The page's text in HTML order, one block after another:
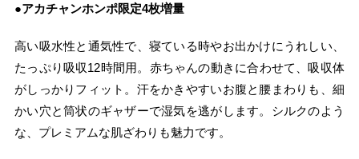
●アカチャンホンポ限定4枚増量
高い吸水性と通気性で、寝ている時やお出かけにうれしい、
たっぷり吸収12時間用。赤ちゃんの動きに合わせて、吸収体
がしっかりフィット。汗をかきやすいお腹と腰まわりも、細
かい穴と筒状のギャザーで湿気を逃がします。シルクのよう
な、プレミアムな肌ざわりも魅力です。